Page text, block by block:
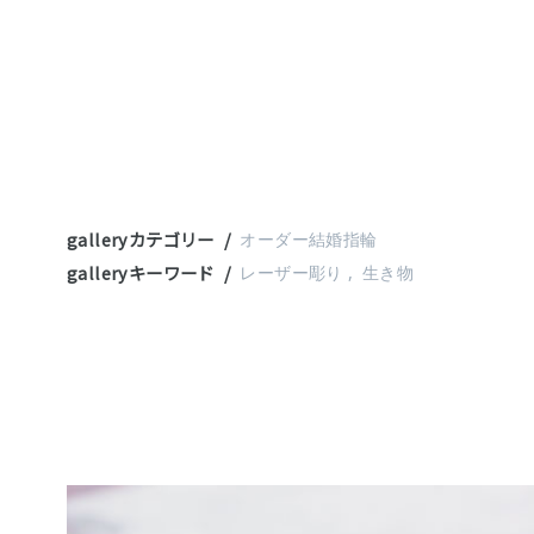
galleryカテゴリー オーダー結婚指輪
galleryキーワード レーザー彫り 生き物